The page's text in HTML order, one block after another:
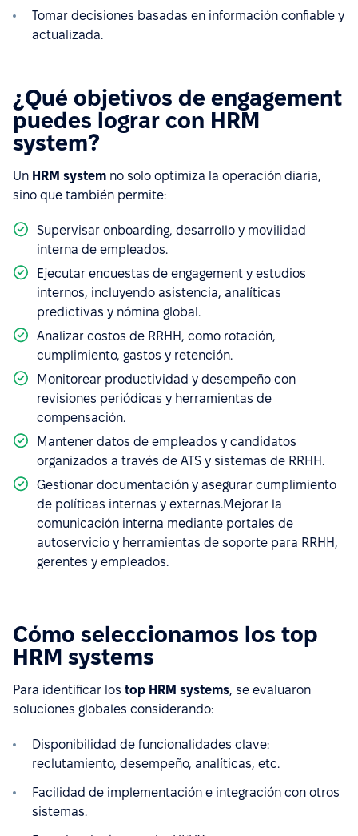
Tomar decisiones basadas en información confiable y
actualizada.
¿Qué objetivos de engagement
puedes lograr con HRM
system?
Un HRM system no solo optimiza la operación diaria,
sino que también permite:
Supervisar onboarding, desarrollo y movilidad
interna de empleados.
Ejecutar encuestas de engagement y estudios
internos, incluyendo asistencia, analíticas
predictivas y nómina global.
Analizar costos de RRHH, como rotación,
cumplimiento, gastos y retención.
Monitorear productividad y desempeño con
revisiones periódicas y herramientas de
compensación.
Mantener datos de empleados y candidatos
organizados a través de ATS y sistemas de RRHH.
Gestionar documentación y asegurar cumplimiento
de políticas internas y externas.Mejorar la
comunicación interna mediante portales de
autoservicio y herramientas de soporte para RRHH,
gerentes y empleados.
Cómo seleccionamos los top
HRM systems
Para identificar los top HRM systems, se evaluaron
soluciones globales considerando:
Disponibilidad de funcionalidades clave:
reclutamiento, desempeño, analíticas, etc.
Facilidad de implementación e integración con otros
sistemas.